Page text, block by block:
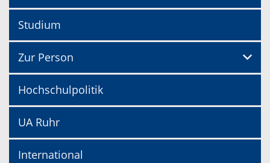
Studium
Zur Person
Hochschulpolitik
UA Ruhr
International